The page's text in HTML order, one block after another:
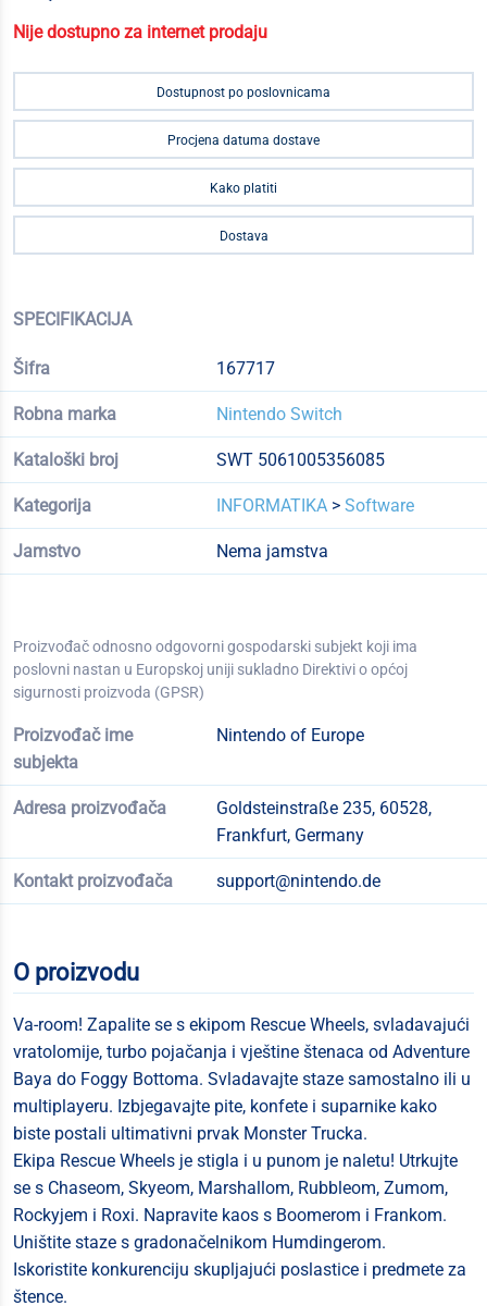
Nije dostupno za internet prodaju
Dostupnost po poslovnicama
Procjena datuma dostave
Kako platiti
Dostava
SPECIFIKACIJA
Šifra 167717
Robna marka Nintendo Switch
Kataloški broj SWT 5061005356085
Kategorija INFORMATIKA> Software
Jamstvo Nema jamstva
Proizvođač odnosno odgovorni gospodarski subjekt koji ima
poslovni nastan u Europskoj uniji sukladno Direktivi o općoj
sigurnosti proizvoda (GPSR)
Proizvođač ime
subjekta
Nintendo of Europe
Adresa proizvođača
Goldsteinstraße 235, 60528,
Frankfurt, Germany
Kontakt proizvođača support@nintendo.de
O proizvodu
Va-room! Zapalite se s ekipom Rescue Wheels, svladavajući
vratolomije, turbo pojačanja i vještine štenaca od Adventure
Baya do Foggy Bottoma. Svladavajte staze samostalno ili u
multiplayeru. Izbjegavajte pite, konfete i suparnike kako
biste postali ultimativni prvak Monster Trucka.
Ekipa Rescue Wheels je stigla i u punom je naletu! Utrkujte
se s Chaseom, Skyeom, Marshallom, Rubbleom, Zumom,
Rockyjem i Roxi. Napravite kaos s Boomerom i Frankom.
Uništite staze s gradonačelnikom Humdingerom.
Iskoristite konkurenciju skupljajući poslastice i predmete za
štence.